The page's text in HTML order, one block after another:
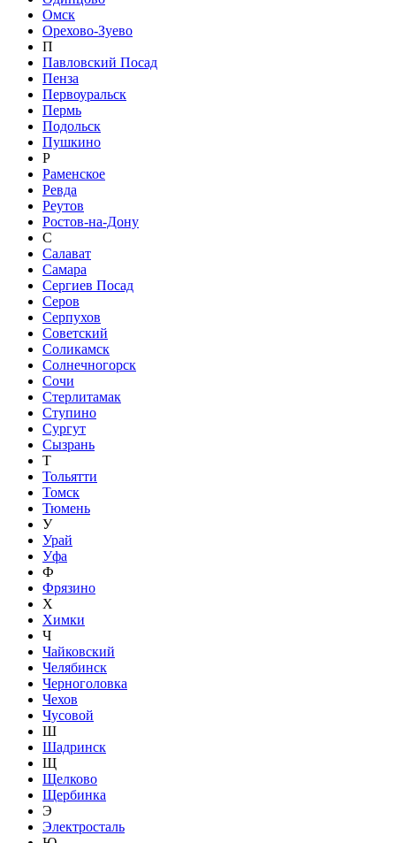
Омск
Орехово-Зуево
П
Павловский Посад
Пенза
Первоуральск
Пермь
Подольск
Пушкино
Р
Раменское
Ревда
Реутов
Ростов-на-Дону
С
Салават
Самара
Сергиев Посад
Серов
Серпухов
Советский
Соликамск
Солнечногорск
Сочи
Стерлитамак
Ступино
Сургут
Сызрань
Т
Тольятти
Томск
Тюмень
У
Урай
Уфа
Ф
Фрязино
Х
Химки
Ч
Чайковский
Челябинск
Черноголовка
Чехов
Чусовой
Ш
Шадринск
Щ
Щелково
Щербинка
Э
Электросталь